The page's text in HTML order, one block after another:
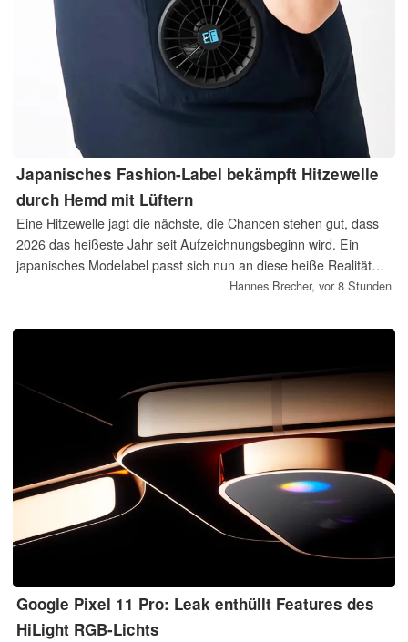
Japanisches Fashion-Label bekämpft Hitzewelle
durch Hemd mit Lüftern
Eine Hitzewelle jagt die nächste, die Chancen stehen gut, dass
2026 das heißeste Jahr seit Aufzeichnungsbeginn wird. Ein
japanisches Modelabel passt sich nun an diese heiße Realität
an, und stattet ein klassisches Hemd mit zwei Lüftern aus, um
Hannes Brecher, vor 8 Stunden
Google Pixel 11 Pro: Leak enthüllt Features des
HiLight RGB-Lichts